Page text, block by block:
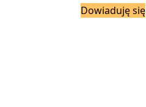
Dowiaduję się